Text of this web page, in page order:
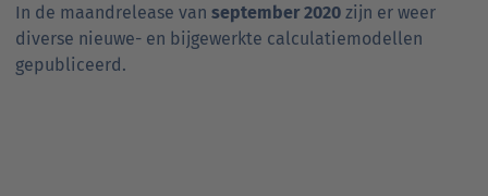
In de maandrelease van september 2020 zijn er weer
diverse nieuwe- en bijgewerkte calculatiemodellen
gepubliceerd.